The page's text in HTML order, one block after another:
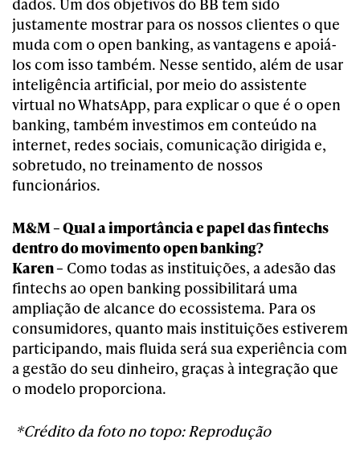
justamente mostrar para os nossos clientes o que
muda com o open banking, as vantagens e apoiá-
los com isso também. Nesse sentido, além de usar
inteligência artificial, por meio do assistente
virtual no WhatsApp, para explicar o que é o open
banking, também investimos em conteúdo na
internet, redes sociais, comunicação dirigida e,
sobretudo, no treinamento de nossos
funcionários.
M&M – Qual a importância e papel das fintechs
dentro do movimento open banking?
Karen – Como todas as instituições, a adesão das
fintechs ao open banking possibilitará uma
ampliação de alcance do ecossistema. Para os
consumidores, quanto mais instituições estiverem
participando, mais fluida será sua experiência com
a gestão do seu dinheiro, graças à integração que
o modelo proporciona.
*Crédito da foto no topo: Reprodução